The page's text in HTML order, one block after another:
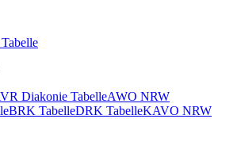
Diakonie TabelleAWO NRW
BRK TabelleDRK TabelleKAVO NRW